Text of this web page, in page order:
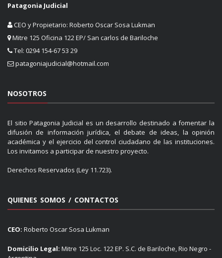
Patagonia Judicial
CEO y Propietario: Roberto Oscar Sosa Lukman
Mitre 125 Oficina 122 EP/ San carlos de Bariloche
Tel: 0294 154-67 53 29
patagoniajudicial@hotmail.com
NOSOTROS
El sitio Patagonia Judicial es un desarrollo destinado a fomentar la
difusión de información jurídica, el debate de ideas, la opinión
académica y el ejercicio del control ciudadano de las instituciones.
Los invitamos a participar de nuestro proyecto.
Derechos Reservados (Ley 11.723).
QUIENES SOMOS / CONTACTOS
CEO: Roberto Oscar Sosa Lukman
Domicilio Legal: Mitre 125 Loc. 122 EP. S.C. de Bariloche, Rio Negro -